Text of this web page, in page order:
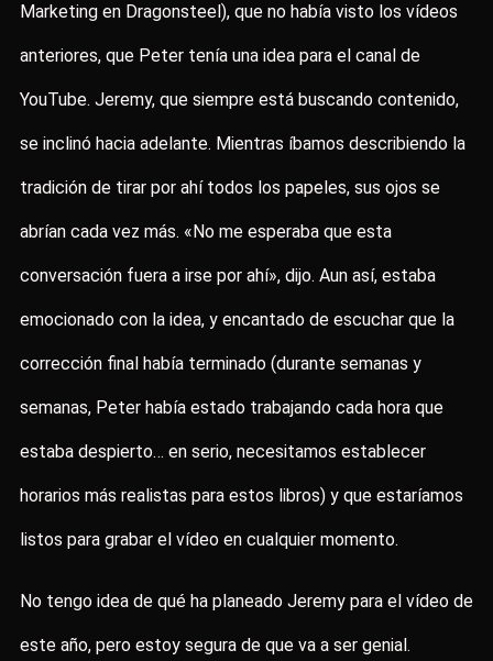
Marketing en Dragonsteel), que no había visto los vídeos
anteriores, que Peter tenía una idea para el canal de
YouTube. Jeremy, que siempre está buscando contenido,
se inclinó hacia adelante. Mientras íbamos describiendo la
tradición de tirar por ahí todos los papeles, sus ojos se
abrían cada vez más. «No me esperaba que esta
conversación fuera a irse por ahí», dijo. Aun así, estaba
emocionado con la idea, y encantado de escuchar que la
corrección final había terminado (durante semanas y
semanas, Peter había estado trabajando cada hora que
estaba despierto… en serio, necesitamos establecer
horarios más realistas para estos libros) y que estaríamos
listos para grabar el vídeo en cualquier momento.
No tengo idea de qué ha planeado Jeremy para el vídeo de
este año, pero estoy segura de que va a ser genial.